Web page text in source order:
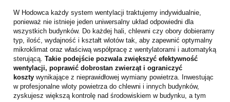
W Hodowca każdy system wentylacji traktujemy indywidualnie,
ponieważ nie istnieje jeden uniwersalny układ odpowiedni dla
wszystkich budynków. Do każdej hali, chlewni czy obory dobieramy
typ, ilość, wydajność i kształt wlotów tak, aby zapewnić optymalny
mikroklimat oraz właściwą współpracę z wentylatorami i automatyką
sterującą. Takie podejście pozwala zwiększyć efektywność
wentylacji, poprawić dobrostan zwierząt i ograniczyć
koszty wynikające z nieprawidłowej wymiany powietrza. Inwestując
w profesjonalne wloty powietrza do chlewni i innych budynków,
zyskujesz większą kontrolę nad środowiskiem w budynku, a tym